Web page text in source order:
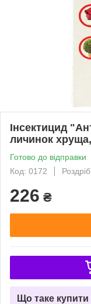
Інсектицид
личинок
Готово до відправки
Код: 0172
Роздріб
226 ₴
Що таке